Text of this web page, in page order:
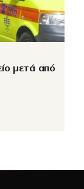
μετά από